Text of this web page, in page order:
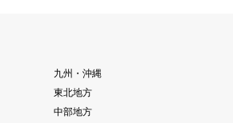
九州・沖縄
東北地方
中部地方